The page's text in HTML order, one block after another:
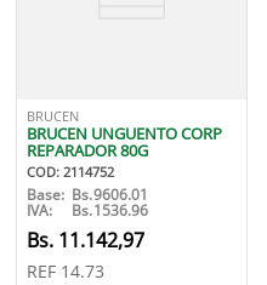
BRUCEN
BRUCEN UNGUENTO CORP
REPARADOR 80G
COD: 2114752
Base: Bs.9606.01
IVA: Bs.1536.96
11.142,97
REF 14.73